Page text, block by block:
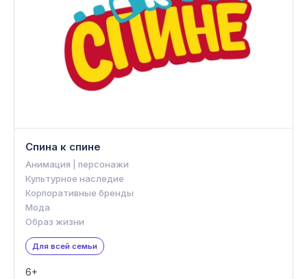
Спина к спине
Анимация | персонажи
Культурное наследие
Корпоративные бренды
Мода
Образ жизни
Для всей семьи
6+